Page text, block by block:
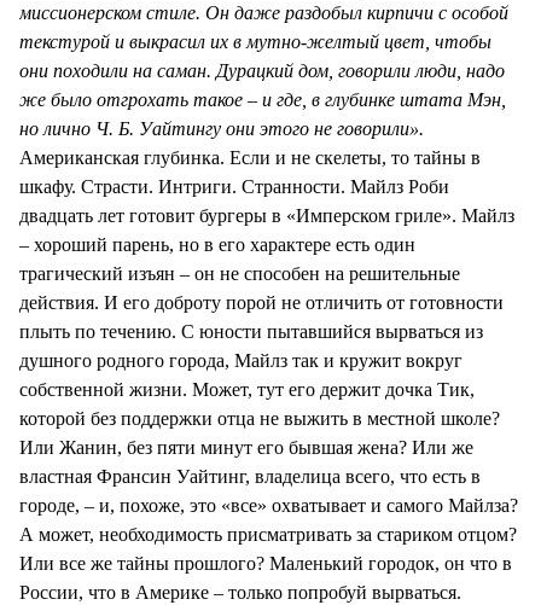
миссионерском стиле. Он даже раздобыл кирпичи с особой
текстурой и выкрасил их в мутно-желтый цвет, чтобы
они походили на саман. Дурацкий дом, говорили люди, надо
же было отгрохать такое – и где, в глубинке штата Мэн,
но лично Ч. Б. Уайтингу они этого не говорили».
Американская глубинка. Если и не скелеты, то тайны в
шкафу. Страсти. Интриги. Странности. Майлз Роби
двадцать лет готовит бургеры в «Имперском гриле». Майлз
– хороший парень, но в его характере есть один
трагический изъян – он не способен на решительные
действия. И его доброту порой не отличить от готовности
плыть по течению. С юности пытавшийся вырваться из
душного родного города, Майлз так и кружит вокруг
собственной жизни. Может, тут его держит дочка Тик,
которой без поддержки отца не выжить в местной школе?
Или Жанин, без пяти минут его бывшая жена? Или же
властная Франсин Уайтинг, владелица всего, что есть в
городе, – и, похоже, это «все» охватывает и самого Майлза?
А может, необходимость присматривать за стариком отцом?
Или все же тайны прошлого? Маленький городок, он что в
России, что в Америке – только попробуй вырваться.